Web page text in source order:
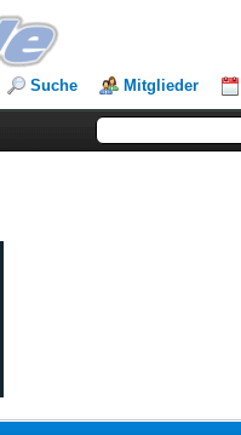
Suche Mitglieder